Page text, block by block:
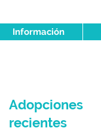
Información
Adopciones
recientes